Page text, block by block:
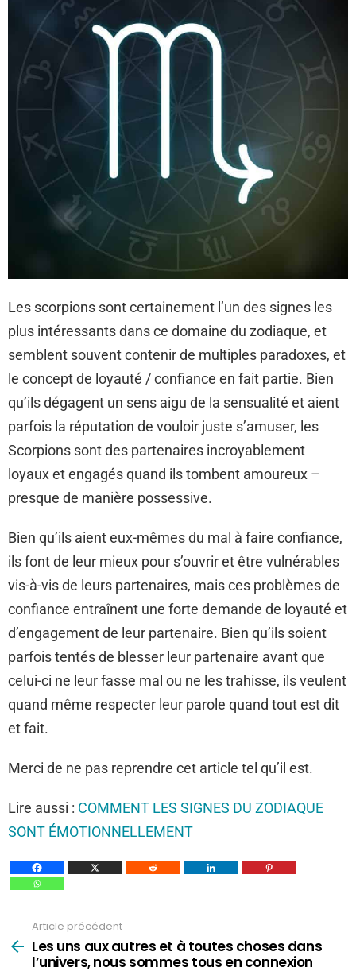
Les scorpions sont certainement l’un des signes les
plus intéressants dans ce domaine du zodiaque, et
semblent souvent contenir de multiples paradoxes, et
le concept de loyauté / confiance en fait partie. Bien
qu’ils dégagent un sens aigu de la sensualité et aient
parfois la réputation de vouloir juste s’amuser, les
Scorpions sont des partenaires incroyablement
loyaux et engagés quand ils tombent amoureux –
presque de manière possessive.
Bien qu’ils aient eux-mêmes du mal à faire confiance,
ils font de leur mieux pour s’ouvrir et être vulnérables
vis-à-vis de leurs partenaires, mais ces problèmes de
confiance entraînent une forte demande de loyauté et
d’engagement de leur partenaire. Bien qu’ils soient
parfois tentés de blesser leur partenaire avant que
celui-ci ne leur fasse mal ou ne les trahisse, ils veulent
quand même respecter leur parole quand tout est dit
et fait.
Merci de ne pas reprendre cet article tel qu’il est.
Lire aussi : COMMENT LES SIGNES DU ZODIAQUE
SONT ÉMOTIONNELLEMENT
plus
Article précédent
Les uns aux autres et à toutes choses dans
l’univers, nous sommes tous en connexion